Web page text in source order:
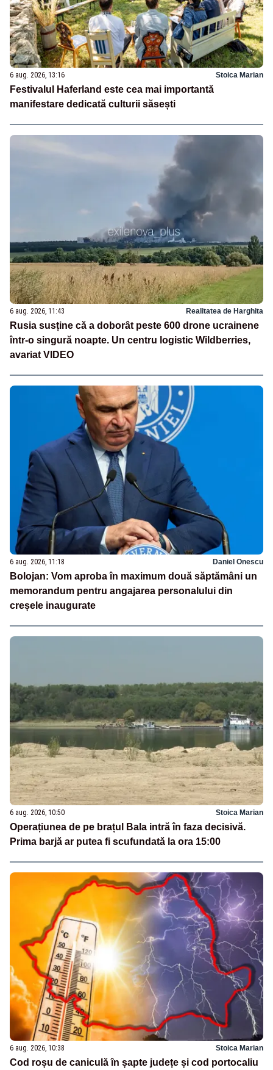
6 aug. 2026, 13:16 Stoica Marian
Festivalul Haferland este cea mai importantă
manifestare dedicată culturii săsești
6 aug. 2026, 11:43 Realitatea de Harghita
Rusia susține că a doborât peste 600 drone ucrainene
într-o singură noapte. Un centru logistic Wildberries,
avariat VIDEO
6 aug. 2026, 11:18 Daniel Onescu
Bolojan: Vom aproba în maximum două săptămâni un
memorandum pentru angajarea personalului din
creșele inaugurate
6 aug. 2026, 10:50 Stoica Marian
Operațiunea de pe brațul Bala intră în faza decisivă.
Prima barjă ar putea fi scufundată la ora 15:00
6 aug. 2026, 10:38 Stoica Marian
Cod roșu de caniculă în șapte județe și cod portocaliu